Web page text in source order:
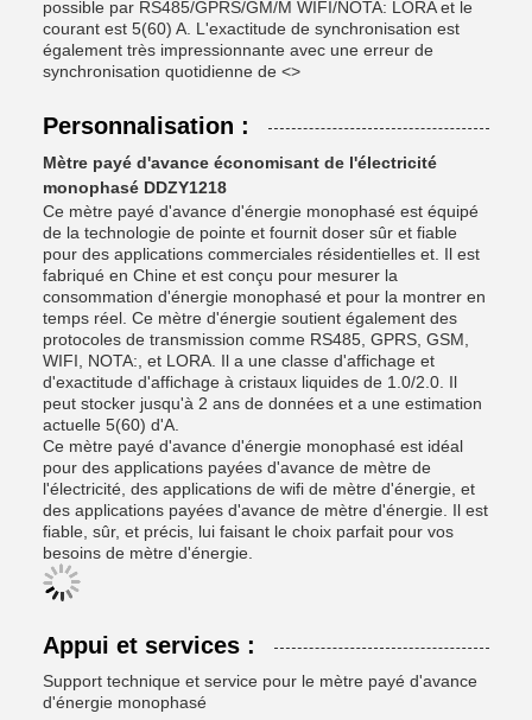
possible par RS485/GPRS/GM/M WIFI/NOTA: LORA et le
courant est 5(60) A. L'exactitude de synchronisation est
également très impressionnante avec une erreur de
synchronisation quotidienne de <>
Personnalisation :
Mètre payé d'avance économisant de l'électricité
monophasé DDZY1218
Ce mètre payé d'avance d'énergie monophasé est équipé
de la technologie de pointe et fournit doser sûr et fiable
pour des applications commerciales résidentielles et. Il est
fabriqué en Chine et est conçu pour mesurer la
consommation d'énergie monophasé et pour la montrer en
temps réel. Ce mètre d'énergie soutient également des
protocoles de transmission comme RS485, GPRS, GSM,
WIFI, NOTA:, et LORA. Il a une classe d'affichage et
d'exactitude d'affichage à cristaux liquides de 1.0/2.0. Il
peut stocker jusqu'à 2 ans de données et a une estimation
actuelle 5(60) d'A.
Ce mètre payé d'avance d'énergie monophasé est idéal
pour des applications payées d'avance de mètre de
l'électricité, des applications de wifi de mètre d'énergie, et
des applications payées d'avance de mètre d'énergie. Il est
fiable, sûr, et précis, lui faisant le choix parfait pour vos
besoins de mètre d'énergie.
Appui et services :
Support technique et service pour le mètre payé d'avance
d'énergie monophasé